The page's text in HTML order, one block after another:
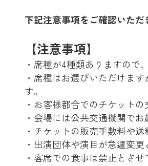
下記注意事項をご確認いただ
【注意事項】
・席種が4種類ありますので
・席種はお選びいただけま
す。
・お客様都合でのチケット
・会場には公共交通機関でお
・チケットの販売手数料や
・出演団体や演目が急遽変更
・客席での食事は禁止とさせ